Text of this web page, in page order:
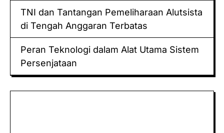
TNI dan Tantangan Pemeliharaan Alutsista
di Tengah Anggaran Terbatas
Peran Teknologi dalam Alat Utama Sistem
Persenjataan